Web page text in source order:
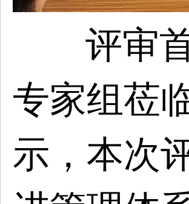
评审
专家组莅
示，本次